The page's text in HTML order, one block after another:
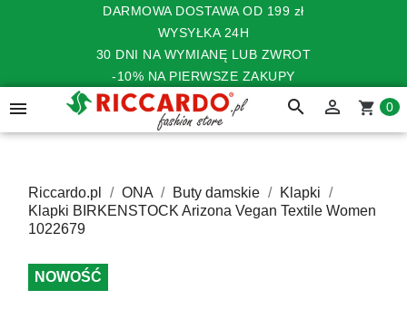
DARMOWA DOSTAWA OD 199 zł
WYSYŁKA 24H
30 DNI NA WYMIANĘ LUB ZWROT
-10% NA PIERWSZE ZAKUPY
 search  shopping_cart 0
Riccardo.pl ONA Buty damskie
Klapki
Klapki BIRKENSTOCK Arizona Vegan Textile Women
1022679
NOWOŚĆ